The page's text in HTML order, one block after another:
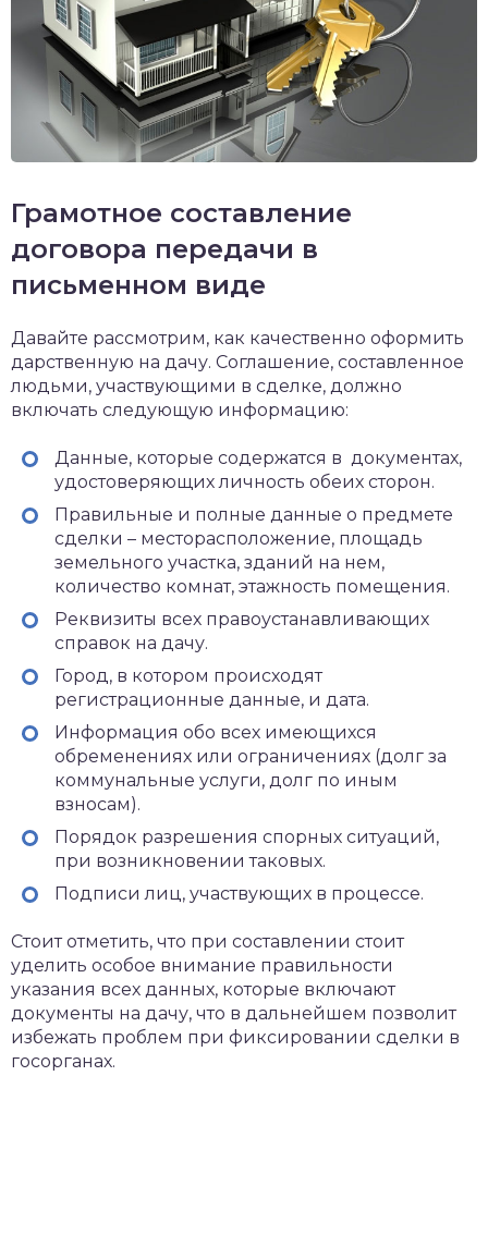
Грамотное составление
договора передачи в
письменном виде
Давайте рассмотрим, как качественно оформить
дарственную на дачу. Соглашение, составленное
людьми, участвующими в сделке, должно
включать следующую информацию:
Данные, которые содержатся в документах,
удостоверяющих личность обеих сторон.
Правильные и полные данные о предмете
сделки – месторасположение, площадь
земельного участка, зданий на нем,
количество комнат, этажность помещения.
Реквизиты всех правоустанавливающих
справок на дачу.
Город, в котором происходят
регистрационные данные, и дата.
Информация обо всех имеющихся
обременениях или ограничениях (долг за
коммунальные услуги, долг по иным
взносам).
Порядок разрешения спорных ситуаций,
при возникновении таковых.
Подписи лиц, участвующих в процессе.
Стоит отметить, что при составлении стоит
уделить особое внимание правильности
указания всех данных, которые включают
документы на дачу, что в дальнейшем позволит
избежать проблем при фиксировании сделки в
госорганах.